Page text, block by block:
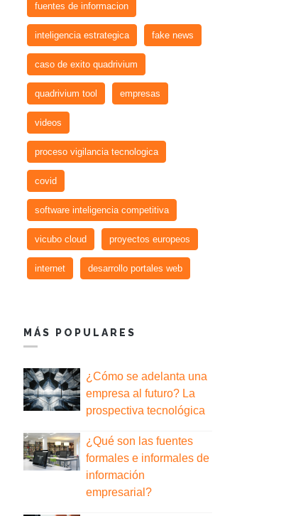
fuentes de informacion
inteligencia estrategica fake news
caso de exito quadrivium
quadrivium tool empresas
videos
proceso vigilancia tecnologica
covid
software inteligencia competitiva
vicubo cloud proyectos europeos
internet desarrollo portales web
MÁS POPULARES
¿Cómo se adelanta una
empresa al futuro? La
prospectiva tecnológica
¿Qué son las fuentes
formales e informales de
información
empresarial?